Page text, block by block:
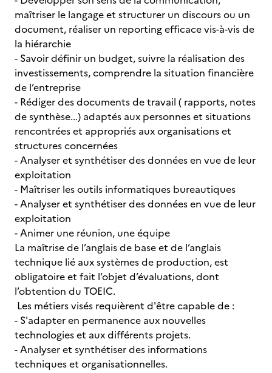
maîtriser le langage et structurer un discours ou un
document, réaliser un reporting efficace vis-à-vis de
la hiérarchie
- Savoir définir un budget, suivre la réalisation des
investissements, comprendre la situation financière
de l’entreprise
- Rédiger des documents de travail ( rapports, notes
de synthèse...) adaptés aux personnes et situations
rencontrées et appropriés aux organisations et
structures concernées
- Analyser et synthétiser des données en vue de leur
exploitation
- Maîtriser les outils informatiques bureautiques
- Analyser et synthétiser des données en vue de leur
exploitation
- Animer une réunion, une équipe
La maîtrise de l’anglais de base et de l’anglais
technique lié aux systèmes de production, est
obligatoire et fait l’objet d’évaluations, dont
l’obtention du TOEIC.
Les métiers visés requièrent d'être capable de :
- S'adapter en permanence aux nouvelles
technologies et aux différents projets.
- Analyser et synthétiser des informations
techniques et organisationnelles.